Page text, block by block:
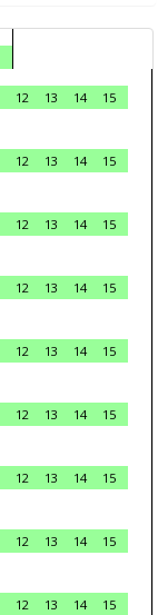
12 13 14
15
12 13 14
15
12 13 14
15
12 13 14
15
12 13 14
15
12 13 14
15
12 13 14
15
12 13 14
15
12 13 14 15